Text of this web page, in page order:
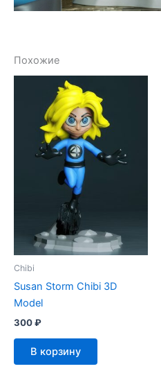
Похожие
Chibi
Susan Storm Chibi 3D
Model
300₽
В корзину